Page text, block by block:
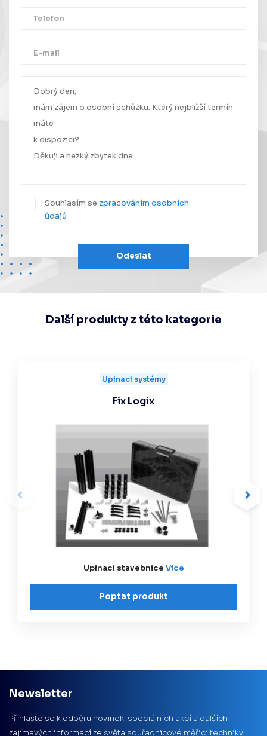
Souhlasím se zpracováním osobních
údajů
Odeslat
Vaše zpráva byla úspěšně odeslána.
Další produkty z této kategorie
Upínací systémy
Fix Logix
Upínací stavebnice Více
Poptat produkt
Newsletter
Přihlašte se k odběru novinek, speciálních akcí a dalších
zajímavých informací ze světa souřadnicové měřicí techniky.